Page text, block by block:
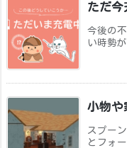
ただ
今後の
い時勢
小物や
スプー
とフォ